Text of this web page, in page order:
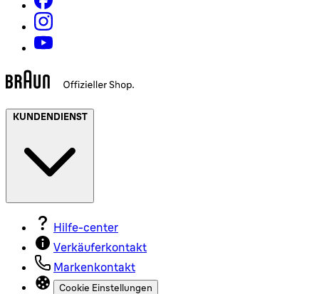
KUNDENDIENST
Hilfe-center
Verkäuferkontakt
Markenkontakt
Cookie Einstellungen